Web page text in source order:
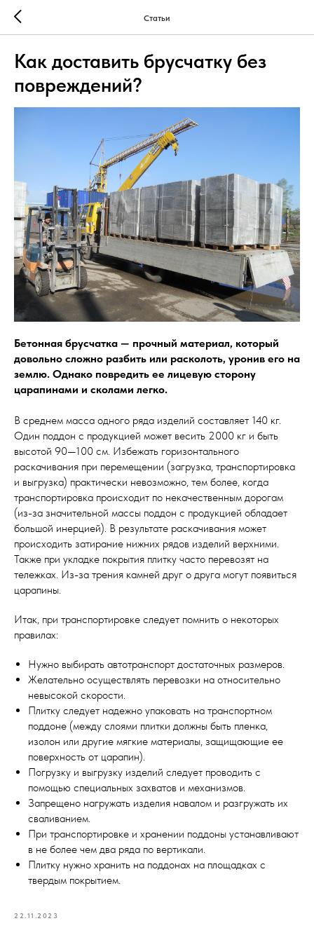
Статьи
Как доставить брусчатку без
повреждений?
Бетонная брусчатка — прочный материал, который
довольно сложно разбить или расколоть, уронив его на
землю. Однако повредить ее лицевую сторону
царапинами и сколами легко.
В среднем масса одного ряда изделий составляет 140 кг.
Один поддон с продукцией может весить 2000 кг и быть
высотой 90—100 см. Избежать горизонтального
раскачивания при перемещении (загрузка, транспортировка
и выгрузка) практически невозможно, тем более, когда
транспортировка происходит по некачественным дорогам
(из-за значительной массы поддон с продукцией обладает
большой инерцией). В результате раскачивания может
происходить затирание нижних рядов изделий верхними.
Также при укладке покрытия плитку часто перевозят на
тележках. Из-за трения камней друг о друга могут появиться
царапины.
Итак, при транспортировке следует помнить о некоторых
правилах:
Нужно выбирать автотранспорт достаточных размеров.
Желательно осуществлять перевозки на относительно
невысокой скорости.
Плитку следует надежно упаковать на транспортном
поддоне (между слоями плитки должны быть пленка,
изолон или другие мягкие материалы, защищающие ее
поверхность от царапин).
Погрузку и выгрузку изделий следует проводить с
помощью специальных захватов и механизмов.
Запрещено нагружать изделия навалом и разгружать их
сваливанием.
При транспортировке и хранении поддоны устанавливают
в не более чем два ряда по вертикали.
Плитку нужно хранить на поддонах на площадках с
твердым покрытием.
22.11.2023